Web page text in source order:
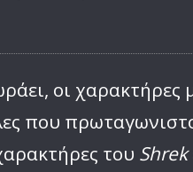
οι χαρακτήρες
που
του Shrek